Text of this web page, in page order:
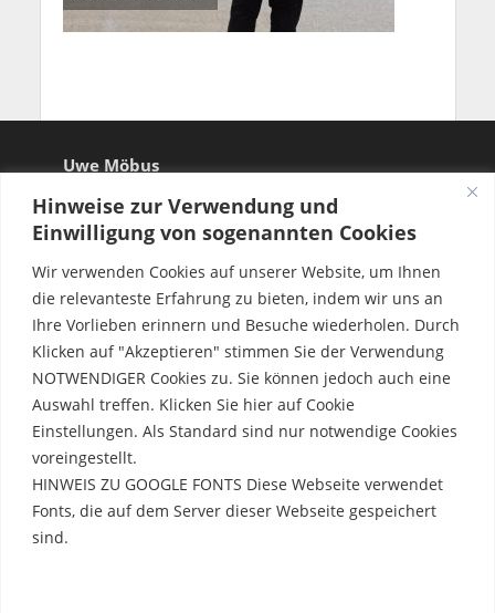
Hinweise zur Verwendung und
Einwilligung von sogenannten Cookies
Wir verwenden Cookies auf unserer Website, um Ihnen
die relevanteste Erfahrung zu bieten, indem wir uns an
Ihre Vorlieben erinnern und Besuche wiederholen. Durch
Klicken auf "Akzeptieren" stimmen Sie der Verwendung
NOTWENDIGER Cookies zu. Sie können jedoch auch eine
Auswahl treffen. Klicken Sie hier auf Cookie
Einstellungen. Als Standard sind nur notwendige Cookies
voreingestellt.
HINWEIS ZU GOOGLE FONTS Diese Webseite verwendet
Fonts, die auf dem Server dieser Webseite gespeichert
sind.
Uwe Möbus